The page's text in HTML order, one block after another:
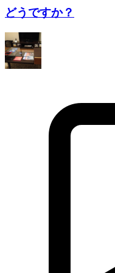
どうですか？